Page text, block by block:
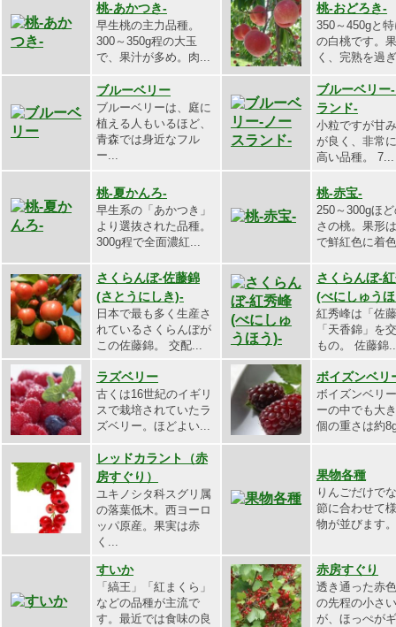
桃-あかつき-
早生桃の主力品種。
300～350g程の大玉
で、果汁が多め。肉...
桃-おどろき-
350～450gと
の白桃です。
く、完熟を過
ブルーベリー
ブルーベリーは、庭に
植える人もいるほど、
青森では身近なフル
ー...
ブルーベリー
ランド-
小粒ですが甘
が良く、非常
高い品種。 7...
桃-夏かんろ-
早生系の「あかつき」
より選抜された品種。
300g程で全面濃紅...
桃-赤宝-
250～300gほ
さの桃。果形
で鮮紅色に着
さくらんぼ-佐藤錦
(さとうにしき)-
日本で最も多く生産さ
れているさくらんぼが
この佐藤錦。 交配...
さくらんぼ-
(べにしゅう
紅秀峰は「佐
「天香錦」を
もの。 佐藤錦
ラズベリー
古くは16世紀のイギリ
スで栽培されていたラ
ズベリー。ほどよい...
ボイズンベリ
ボイズンベリ
ーの中でも大
個の重さは約
レッドカラント（赤
房すぐり）
ユキノシタ科スグリ属
の落葉低木。西ヨーロ
ッパ原産。果実は赤
く...
果物各種
りんごだけで
節に合わせて
物が並びます
すいか
「縞王」「紅まくら」
などの品種が主流で
す。最近では食味の良
赤房すぐり
透き通った赤
の先程の小さ
が、ほっぺが